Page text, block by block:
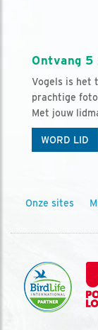
Ontvang
Vogels is het
prachtige
Met jouw
WORD LID
Onze sites